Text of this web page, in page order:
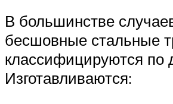
В большинстве
бесшовные стальные
классифицируются по
Изготавливаются: